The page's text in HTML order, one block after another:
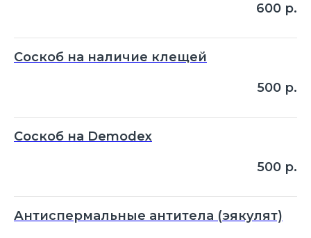
600 р.
Соскоб на наличие клещей
500 р.
Соскоб на Demodex
500 р.
Антиспермальные антитела (эякулят)